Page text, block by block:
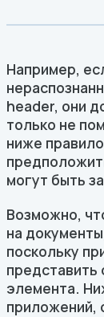
Например,
header, они
только не
ниже
могут быть
Возможно,
на
поскольку
представить
элемента.
приложений,